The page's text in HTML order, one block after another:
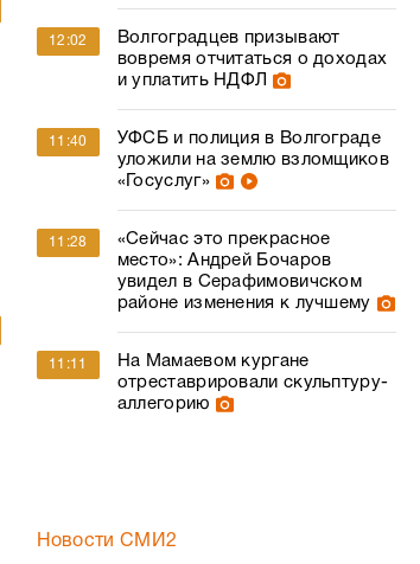
12:02
Волгоградцев призывают
вовремя отчитаться о доходах
и уплатить НДФЛ
11:40
УФСБ и полиция в Волгограде
уложили на землю взломщиков
«Госуслуг»
11:28
«Сейчас это прекрасное
место»: Андрей Бочаров
увидел в Серафимовичском
районе изменения к лучшему
11:11
На Мамаевом кургане
отреставрировали скульптуру-
аллегорию
Новости СМИ2